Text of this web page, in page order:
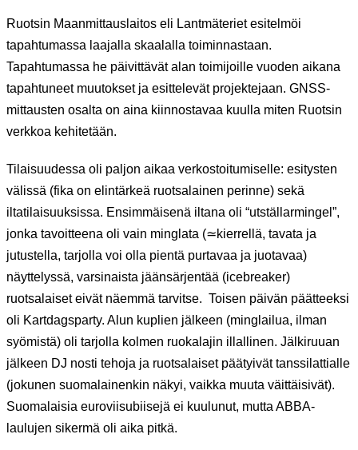
Ruotsin Maanmittauslaitos eli Lantmäteriet esitelmöi
tapahtumassa laajalla skaalalla toiminnastaan.
Tapahtumassa he päivittävät alan toimijoille vuoden aikana
tapahtuneet muutokset ja esittelevät projektejaan. GNSS-
mittausten osalta on aina kiinnostavaa kuulla miten Ruotsin
verkkoa kehitetään.
Tilaisuudessa oli paljon aikaa verkostoitumiselle: esitysten
välissä (fika on elintärkeä ruotsalainen perinne) sekä
iltatilaisuuksissa. Ensimmäisenä iltana oli “utställarmingel”,
jonka tavoitteena oli vain minglata (≃kierrellä, tavata ja
jutustella, tarjolla voi olla pientä purtavaa ja juotavaa)
näyttelyssä, varsinaista jäänsärjentää (icebreaker)
ruotsalaiset eivät näemmä tarvitse. Toisen päivän päätteeksi
oli Kartdagsparty. Alun kuplien jälkeen (minglailua, ilman
syömistä) oli tarjolla kolmen ruokalajin illallinen. Jälkiruuan
jälkeen DJ nosti tehoja ja ruotsalaiset päätyivät tanssilattialle
(jokunen suomalainenkin näkyi, vaikka muuta väittäisivät).
Suomalaisia euroviisubiisejä ei kuulunut, mutta ABBA-
laulujen sikermä oli aika pitkä.